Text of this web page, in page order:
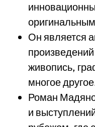
Он является
живопись,
многое
Роман
и